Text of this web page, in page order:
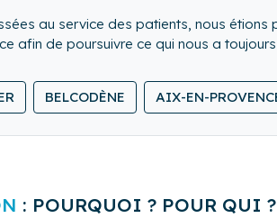
au service des patients, nous
afin de poursuivre ce qui nous a
service de l’humain.
apportera sérénité pour apprécier en
BELCODÈNE AIX-EN-
: POURQUOI ? POUR QUI ?